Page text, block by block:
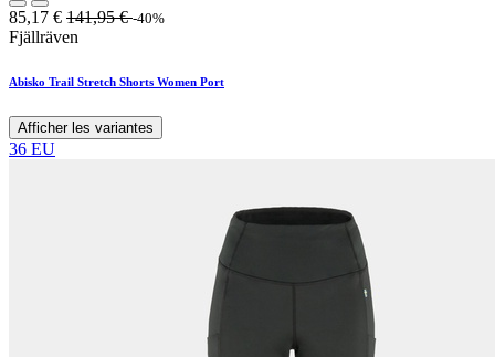
85,17 € 141,95€ -40%
Fjällräven
Abisko Trail Stretch Shorts Women Port
Afficher les variantes
36 EU